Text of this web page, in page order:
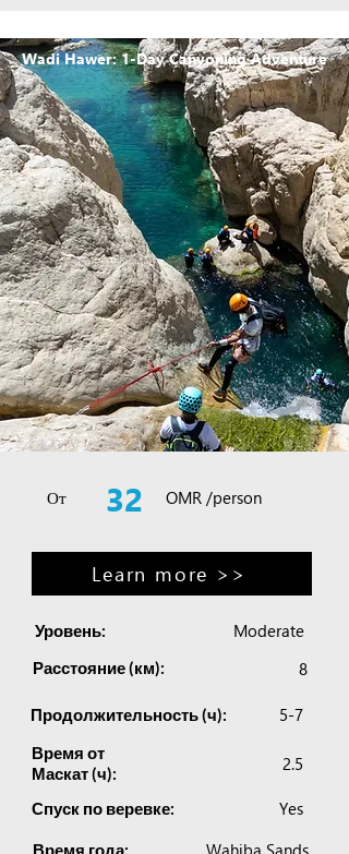
Wadi Hawer: 1-Day Canyoning Adventure
От 32 OMR /person
Learn more >>
Уровень: Moderate
Расстояние (км): 8
Продолжительность (ч): 5-7
Время от
Маскат (ч):
Спуск по веревке:
2.5
Yes
Время года: Wahiba Sands